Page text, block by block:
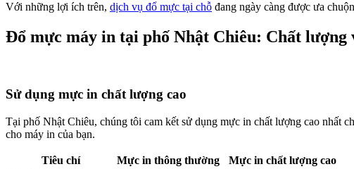
Với những lợi ích trên, dịch vụ đổ mực tại chỗ đang ngày càng được ưa
Đổ mực máy in tại phố Nhật Chiêu: Chất lượng
Sử dụng mực in chất lượng cao
Tại phố Nhật Chiêu, chúng tôi cam kết sử dụng mực in chất lượng cao nhất
cho máy in của bạn.
Tiêu chí Mực in thông thường
Mực in chất lượng cao